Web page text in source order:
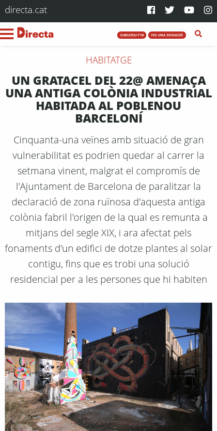
directa.cat
SUBSCRIU-T'HI FES UNA DONACIÓ
HABITATGE
UN GRATACEL DEL 22@ AMENAÇA
UNA ANTIGA COLÒNIA INDUSTRIAL
HABITADA AL POBLENOU
BARCELONÍ
Cinquanta-una veïnes amb situació de gran
vulnerabilitat es podrien quedar al carrer la
setmana vinent, malgrat el compromís de
l'Ajuntament de Barcelona de paralitzar la
declaració de zona ruïnosa d'aquesta antiga
colònia fabril l'origen de la qual es remunta a
mitjans del segle XIX, i ara afectat pels
fonaments d'un edifici de dotze plantes al solar
contigu, fins que es trobi una solució
residencial per a les persones que hi habiten